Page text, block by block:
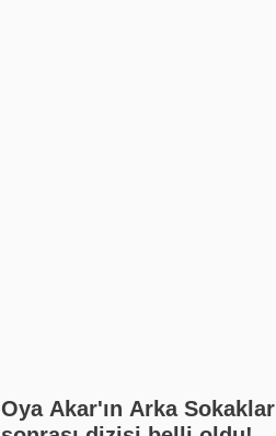
Oya Akar'ın Arka Sokaklar